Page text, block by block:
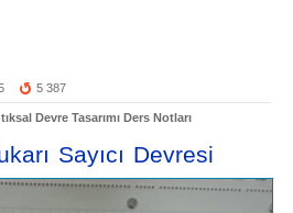
5 387
Devre Tasarımı Ders Notları
Sayıcı Devresi